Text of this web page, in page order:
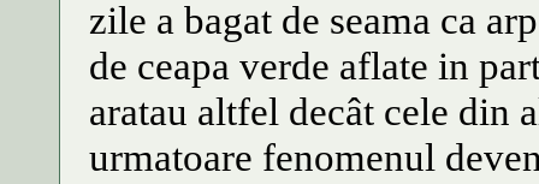
zile a bagat de seama ca
de ceapa verde aflate in
aratau altfel decât cele din
urmatoare fenomenul